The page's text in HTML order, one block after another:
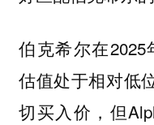
伯克希尔在2025
估值处于相对低
切买入价，但